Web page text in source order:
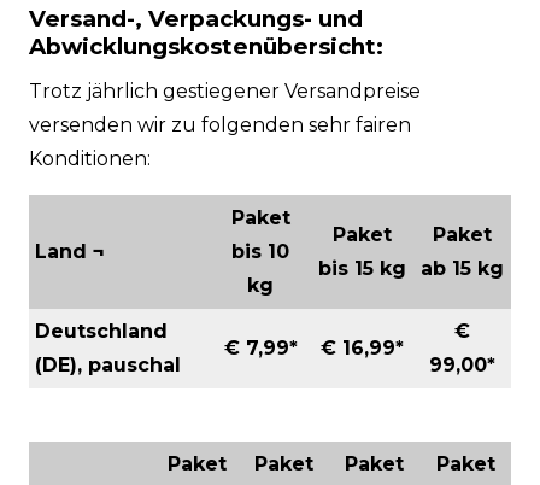
Versand-, Verpackungs- und
Abwicklungskostenübersicht:
Trotz jährlich gestiegener Versandpreise
versenden wir zu folgenden sehr fairen
Konditionen:
Land ¬
Paket
bis 10
kg
Paket
bis 15 kg
Paket
ab 15 kg
Deutschland
(DE), pauschal
€ 7,99* € 16,99*
€
99,00*
Paket
Paket
Paket
Paket